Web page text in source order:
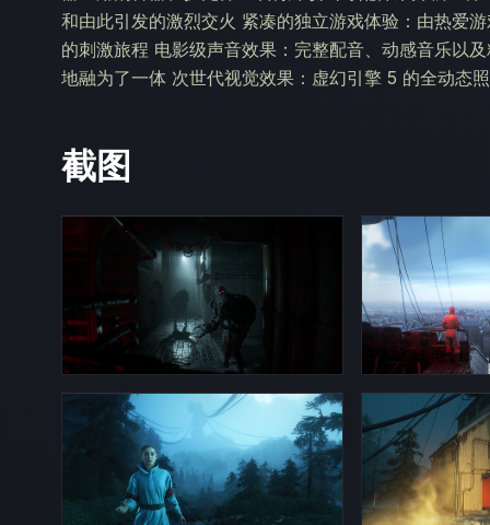
和由此引发的激烈交火 紧凑的独立游戏体验：由热爱
的刺激旅程 电影级声音效果：完整配音、动感音乐以
地融为了一体 次世代视觉效果：虚幻引擎 5 的全动态
截图